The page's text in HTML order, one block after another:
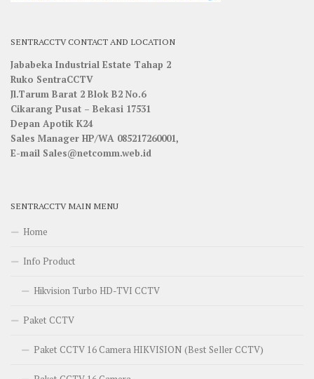
SENTRACCTV CONTACT AND LOCATION
Jababeka Industrial Estate Tahap 2
Ruko SentraCCTV
Jl.Tarum Barat 2 Blok B2 No.6
Cikarang Pusat – Bekasi 17531
Depan Apotik K24
Sales Manager HP/WA 085217260001,
E-mail Sales@netcomm.web.id
SENTRACCTV MAIN MENU
Home
Info Product
Hikvision Turbo HD-TVI CCTV
Paket CCTV
Paket CCTV 16 Camera HIKVISION (Best Seller CCTV)